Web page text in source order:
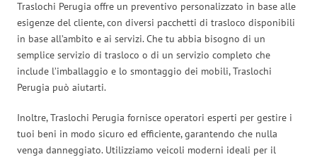
Traslochi Perugia offre un preventivo personalizzato in base alle
esigenze del cliente, con diversi pacchetti di trasloco disponibili
in base all’ambito e ai servizi. Che tu abbia bisogno di un
semplice servizio di trasloco o di un servizio completo che
include l’imballaggio e lo smontaggio dei mobili, Traslochi
Perugia può aiutarti.
Inoltre, Traslochi Perugia fornisce operatori esperti per gestire i
tuoi beni in modo sicuro ed efficiente, garantendo che nulla
venga danneggiato. Utilizziamo veicoli moderni ideali per il